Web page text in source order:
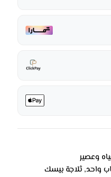
وعصير
واحد, ثلاجة بيسك